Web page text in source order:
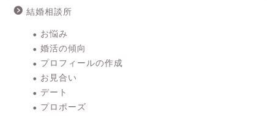
結婚相談所
お悩み
婚活の傾向
プロフィールの作成
お見合い
デート
プロポーズ